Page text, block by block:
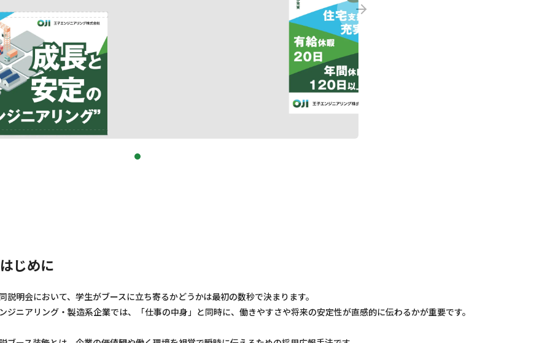
はじめに
説明会において、学生がブースに立ち寄るかどうかは最初の数秒で決まります。
ジニアリング・製造系企業では、「仕事の中身」と同時に、働きやすさや将来の安定性が直感的に伝わるかが重要です。